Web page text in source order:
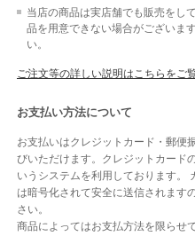
当店の商品は実店舗でも販売をし
品を用意できない場合がございま
い。
ご注文等の詳しい説明はこちらをご
お支払い方法について
お支払いはクレジットカード・郵便
びいただけます。クレジットカード
いうシステムを利用しております。
は暗号化されて安全に送信されます
さい。
商品によってはお支払方法を限らせ